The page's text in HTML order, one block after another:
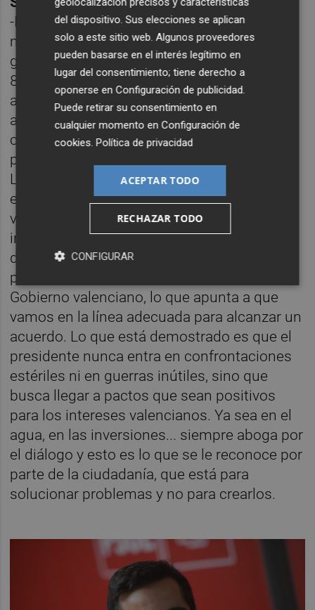
-Para empezar, pongamos un dato sobre la
mesa. Entre el 2014 y el 2018, cuando
gobernaba Rajoy, se trasvasaron en torno a
800 hectómetros cúbicos. En los cuatro
años de Sánchez, se han trasvasado
aproximadamente 1.200 hectómetros
cúbicos. Y esta comparativa también se
puede hacer en presupuestos e inversiones.
Lo que sí estamos viendo con este asunto
es que Puig va a poner el interés de los
valencianos por encima de cualquier otro
interés. El dictamen del Consejo de Estado
del jueves pasado viene a avalar las
posiciones que está manteniendo el
Gobierno valenciano, lo que apunta a que
vamos en la línea adecuada para alcanzar un
acuerdo. Lo que está demostrado es que el
presidente nunca entra en confrontaciones
estériles ni en guerras inútiles, sino que
busca llegar a pactos que sean positivos
para los intereses valencianos. Ya sea en el
agua, en las inversiones... siempre aboga por
el diálogo y esto es lo que se le reconoce por
parte de la ciudadanía, que está para
solucionar problemas y no para crearlos.
del dispositivo. Sus elecciones se aplican
solo a este sitio web. Algunos proveedores
pueden basarse en el interés legítimo en
lugar del consentimiento; tiene derecho a
oponerse enConfiguración de publicidad.
Puede retirar su consentimiento en
cualquier momento enConfiguración de
cookies.Política de privacidad
ACEPTAR TODO
RECHAZAR TODO
CONFIGURAR